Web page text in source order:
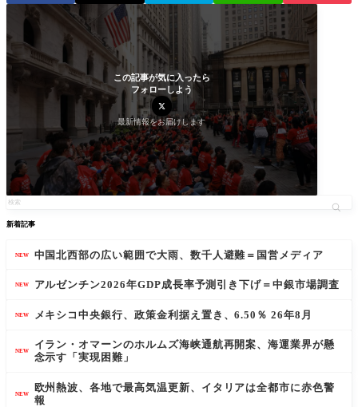
この記事が気に入ったら
フォローしよう
最新情報をお届けします
新着記事
NEW 中国北西部の広い範囲で大雨、数千人避難＝国営メディア
NEW アルゼンチン2026年GDP成長率予測引き下げ＝中銀市場調査
NEW メキシコ中央銀行、政策金利据え置き、6.50％ 26年8月
NEW
イラン・オマーンのホルムズ海峡通航再開案、海運業界が懸
念示す「実現困難」
NEW
欧州熱波、各地で最高気温更新、イタリアは全都市に赤色警
報